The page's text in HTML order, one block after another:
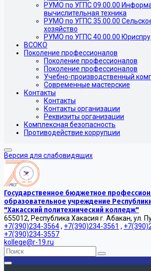
РУМО по УГПС 09.00.00
вычислительная техника
РУМО по УГПС 35.00.00
хозяйство
РУМО по УГПС 40.00.00
ВСОКО
Поколение профессионалов
Поколение профессионалов
Поколение профессионалов
Учебно-производственный
Современные мастерские
Контакты
Контакты
Контакты организации
Реквизиты организации
Комплексная безопасность
Противодействие коррупции
Версия для слабовидящих
Государственное бюджетное
образовательное учреждение
"Хакасский политехнический колледж"
655012, Республика Хакасия г. Абакан, ул.
+7(390)234-3564, +7(390)234-3561 ,
+7(390)234-3557
kollege@r-19.ru